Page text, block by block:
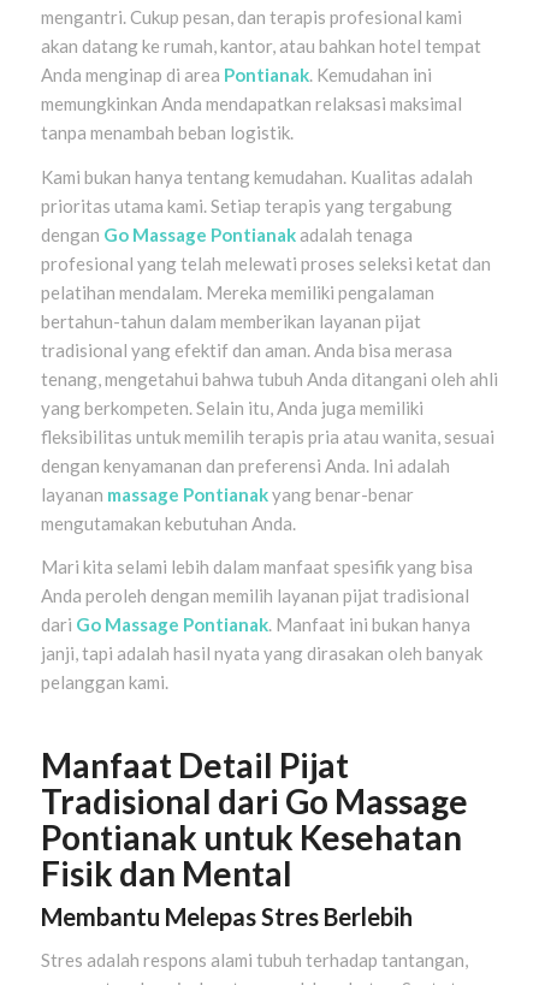
mengantri. Cukup pesan, dan terapis profesional kami
akan datang ke rumah, kantor, atau bahkan hotel tempat
Anda menginap di area Pontianak. Kemudahan ini
memungkinkan Anda mendapatkan relaksasi maksimal
tanpa menambah beban logistik.
Kami bukan hanya tentang kemudahan. Kualitas adalah
prioritas utama kami. Setiap terapis yang tergabung
dengan Go Massage Pontianakadalah tenaga
profesional yang telah melewati proses seleksi ketat dan
pelatihan mendalam. Mereka memiliki pengalaman
bertahun-tahun dalam memberikan layanan pijat
tradisional yang efektif dan aman. Anda bisa merasa
tenang, mengetahui bahwa tubuh Anda ditangani oleh ahli
yang berkompeten. Selain itu, Anda juga memiliki
fleksibilitas untuk memilih terapis pria atau wanita, sesuai
dengan kenyamanan dan preferensi Anda. Ini adalah
layanan massage Pontianakyang benar-benar
mengutamakan kebutuhan Anda.
Mari kita selami lebih dalam manfaat spesifik yang bisa
Anda peroleh dengan memilih layanan pijat tradisional
dari Go Massage Pontianak. Manfaat ini bukan hanya
janji, tapi adalah hasil nyata yang dirasakan oleh banyak
pelanggan kami.
Manfaat Detail Pijat
Tradisional dari Go Massage
Pontianak untuk Kesehatan
Fisik dan Mental
Membantu Melepas Stres Berlebih
Stres adalah respons alami tubuh terhadap tantangan,